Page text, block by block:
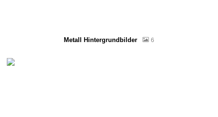
Metall Hintergrundbilder 6